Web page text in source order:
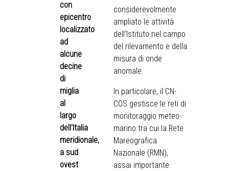
con
epicentro
localizzato
ad
alcune
decine
di
miglia
al
largo
dell'Italia
meridionale,
a sud
ovest
considerevolmente
ampliato le attività
dell’Istituto nel campo
del rilevamento e della
misura di onde
anomale.
In particolare, il CN-
COS gestisce le reti di
monitoraggio meteo-
marino tra cui la Rete
Mareografica
Nazionale (RMN),
assai importante